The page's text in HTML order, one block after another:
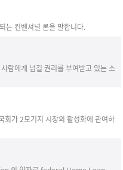
는 컨벤셔널 론을 말합니다.
람에게 넘길 권리를 부여받고 있는 소
2모기지 시장의 활성화에 관여하